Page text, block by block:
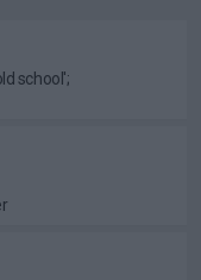
school';